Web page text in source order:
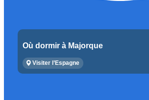
Où dormir à Majorque
Visiter l’Espagne